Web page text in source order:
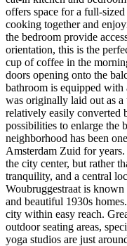
offers space for a full-
cooking together and
the bedroom provide
orientation, this is the
cup of coffee in the
doors opening onto the
bathroom is equipped with
was originally laid out as
relatively easily converted
possibilities to enlarge the
neighborhood has been
Amsterdam Zuid for
the city center, but rather
tranquility, and a central
Woubruggestraat is
and beautiful 1930s
city within easy reach.
outdoor seating areas,
yoga studios are just